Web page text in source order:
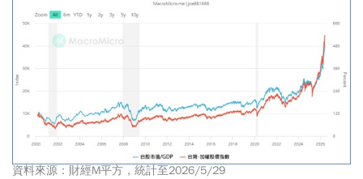
資料來源：財經M平方，統計至2026/5/29